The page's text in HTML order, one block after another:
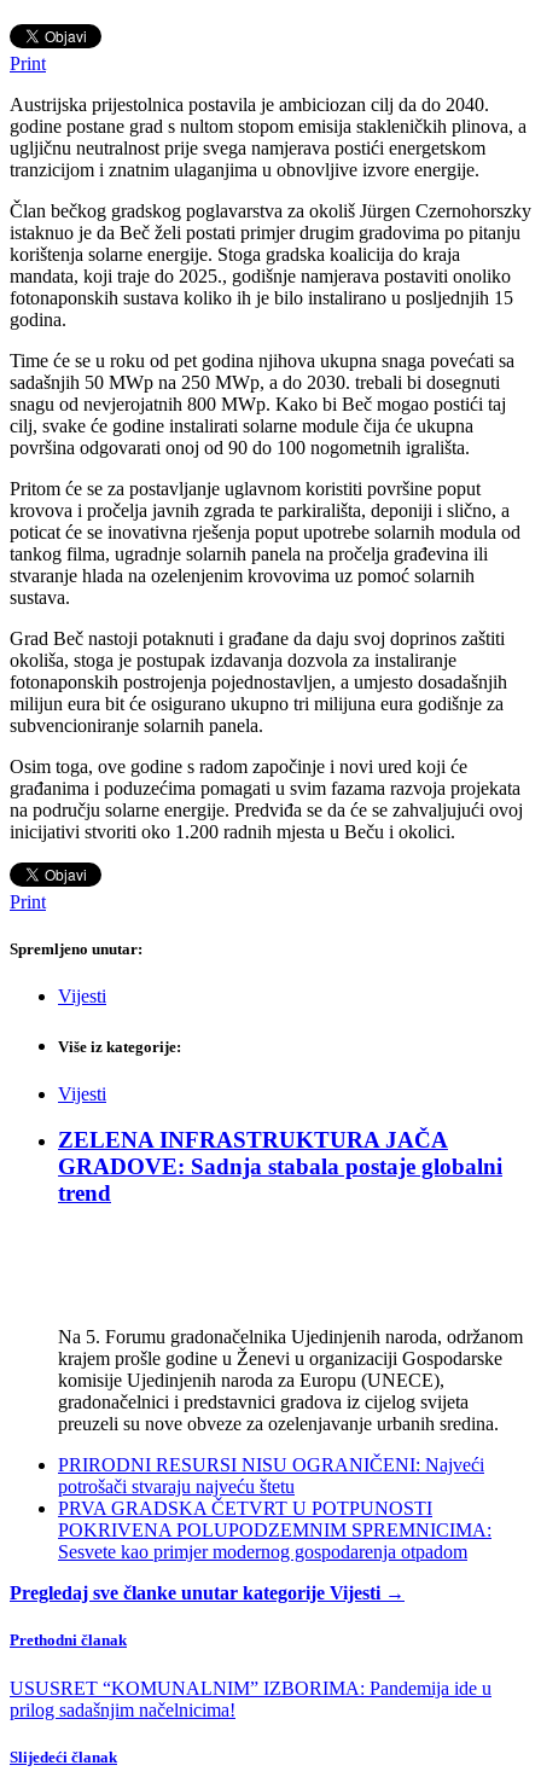
Print
Austrijska prijestolnica postavila je ambiciozan cilj da do 2040.
godine postane grad s nultom stopom emisija stakleničkih plinova, a
ugljičnu neutralnost prije svega namjerava postići energetskom
tranzicijom i znatnim ulaganjima u obnovljive izvore energije.
Član bečkog gradskog poglavarstva za okoliš Jürgen Czernohorszky
istaknuo je da Beč želi postati primjer drugim gradovima po pitanju
korištenja solarne energije. Stoga gradska koalicija do kraja
mandata, koji traje do 2025., godišnje namjerava postaviti onoliko
fotonaponskih sustava koliko ih je bilo instalirano u posljednjih 15
godina.
Time će se u roku od pet godina njihova ukupna snaga povećati sa
sadašnjih 50 MWp na 250 MWp, a do 2030. trebali bi dosegnuti
snagu od nevjerojatnih 800 MWp. Kako bi Beč mogao postići taj
cilj, svake će godine instalirati solarne module čija će ukupna
površina odgovarati onoj od 90 do 100 nogometnih igrališta.
Pritom će se za postavljanje uglavnom koristiti površine poput
krovova i pročelja javnih zgrada te parkirališta, deponiji i slično, a
poticat će se inovativna rješenja poput upotrebe solarnih modula od
tankog filma, ugradnje solarnih panela na pročelja građevina ili
stvaranje hlada na ozelenjenim krovovima uz pomoć solarnih
sustava.
Grad Beč nastoji potaknuti i građane da daju svoj doprinos zaštiti
okoliša, stoga je postupak izdavanja dozvola za instaliranje
fotonaponskih postrojenja pojednostavljen, a umjesto dosadašnjih
milijun eura bit će osigurano ukupno tri milijuna eura godišnje za
subvencioniranje solarnih panela.
Osim toga, ove godine s radom započinje i novi ured koji će
građanima i poduzećima pomagati u svim fazama razvoja projekata
na području solarne energije. Predviđa se da će se zahvaljujući ovoj
inicijativi stvoriti oko 1.200 radnih mjesta u Beču i okolici.
Print
Spremljeno unutar:
Vijesti
Više iz kategorije:
Vijesti
ZELENA INFRASTRUKTURA JAČA
GRADOVE: Sadnja stabala postaje globalni
trend
Na 5. Forumu gradonačelnika Ujedinjenih naroda, održanom
krajem prošle godine u Ženevi u organizaciji Gospodarske
komisije Ujedinjenih naroda za Europu (UNECE),
gradonačelnici i predstavnici gradova iz cijelog svijeta
preuzeli su nove obveze za ozelenjavanje urbanih sredina.
PRIRODNI RESURSI NISU OGRANIČENI: Najveći
potrošači stvaraju najveću štetu
PRVA GRADSKA ČETVRT U POTPUNOSTI
POKRIVENA POLUPODZEMNIM SPREMNICIMA:
Sesvete kao primjer modernog gospodarenja otpadom
Pregledaj sve članke unutar kategorije Vijesti →
Prethodni članak
USUSRET “KOMUNALNIM” IZBORIMA: Pandemija ide u
prilog sadašnjim načelnicima!
Slijedeći članak